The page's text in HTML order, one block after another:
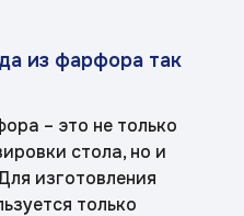
из фарфора так
– это не только
стола, но и
изготовления
только